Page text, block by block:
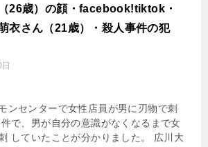
26歳）の顔・facebook!tiktok・
衣さん（21歳）・殺人事件の犯
ンセンターで女性店員が男に刃物で刺
で、男が自分の意識がなくなるまで女
していたことが分かりました。 広川大